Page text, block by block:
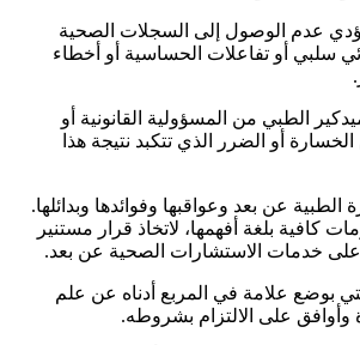
عدم الوصول إلى السجلات الصحية
سلبي أو تفاعلات الحساسية أو أخطاء
الطبي من المسؤولية القانونية أو
أو الضرر الذي تتكبد نتيجة هذا
عن بعد وعواقبها وفوائدها وبدائلها.
بلغة أفهمها، لاتخاذ قرار مستنير
خدمات الاستشارات الصحية عن بعد.
بوضع علامة في المربع أدناه عن علم
وأوافق على الالتزام بشروطه.